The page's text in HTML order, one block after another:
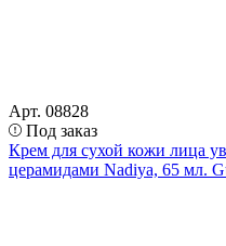
Арт. 08828
Под заказ
Крем для сухой кожи лица
церамидами Nadiya, 65 мл.